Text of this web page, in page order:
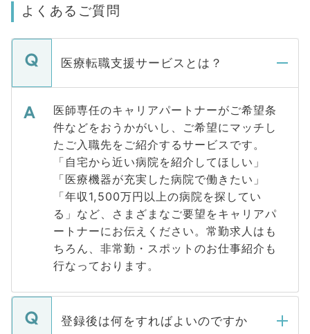
よくあるご質問
医療転職支援サービスとは？
医師専任のキャリアパートナーがご希望条
件などをおうかがいし、ご希望にマッチし
たご入職先をご紹介するサービスです。
「自宅から近い病院を紹介してほしい」
「医療機器が充実した病院で働きたい」
「年収1,500万円以上の病院を探してい
る」など、さまざまなご要望をキャリアパ
ートナーにお伝えください。常勤求人はも
ちろん、非常勤・スポットのお仕事紹介も
行なっております。
登録後は何をすればよいのですか